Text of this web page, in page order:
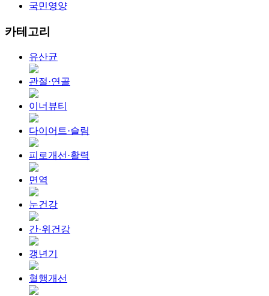
국민영양
카테고리
유산균
관절·연골
이너뷰티
다이어트·슬림
피로개선·활력
면역
눈건강
간·위건강
갱년기
혈행개선